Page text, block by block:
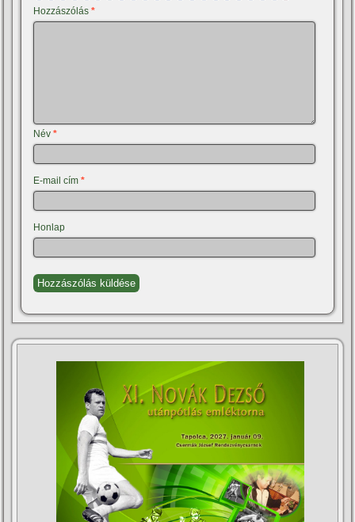
Hozzászólás*
Név*
E-mail cím*
Honlap